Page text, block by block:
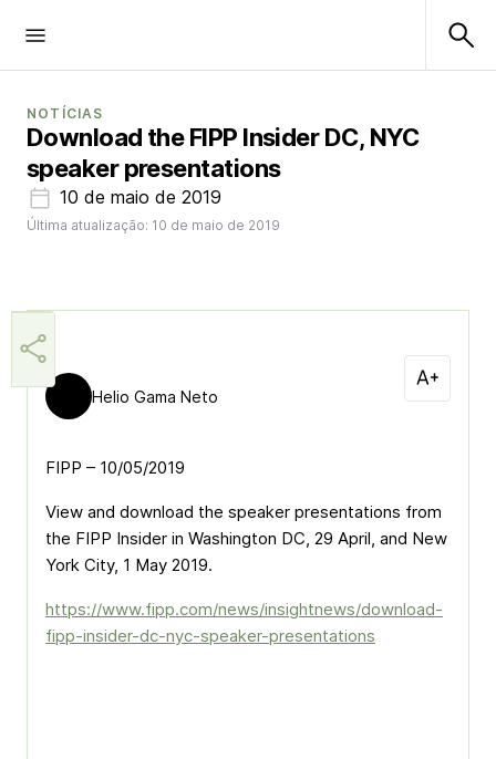
NOTÍCIAS
Download the FIPP Insider DC, NYC
speaker presentations
10 de maio de 2019
Última atualização: 10 de maio de 2019
Helio Gama Neto
FIPP – 10/05/2019
View and download the speaker presentations from
the FIPP Insider in Washington DC, 29 April, and New
York City, 1 May 2019.
https://www.fipp.com/news/insightnews/download-
fipp-insider-dc-nyc-speaker-presentations